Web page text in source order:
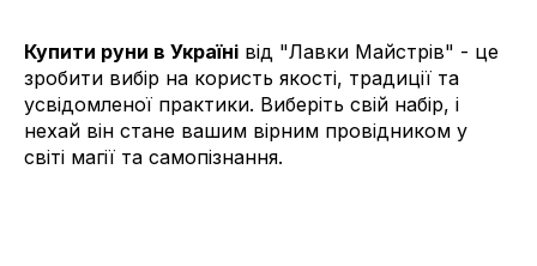
Купити руни в Україні від "Лавки Майстрів" - це
зробити вибір на користь якості, традиції та
усвідомленої практики. Виберіть свій набір, і
нехай він стане вашим вірним провідником у
світі магії та самопізнання.